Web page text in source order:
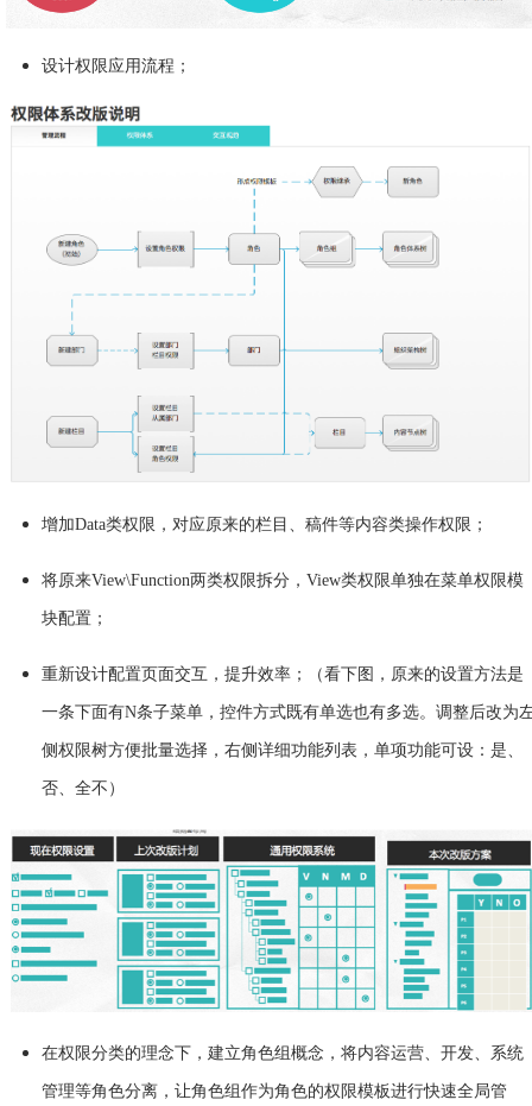
设计权限应用流程；
增加Data类权限，对应原来的栏目、稿件等内容类操作权限；
将原来View\Function两类权限拆分，View类权限单独在菜单权限模
块配置；
重新设计配置页面交互，提升效率；（看下图，原来的设置方法是
一条下面有N条子菜单，控件方式既有单选也有多选。调整后改为
侧权限树方便批量选择，右侧详细功能列表，单项功能可设：是、
否、全不）
在权限分类的理念下，建立角色组概念，将内容运营、开发、系统
管理等角色分离，让角色组作为角色的权限模板进行快速全局管